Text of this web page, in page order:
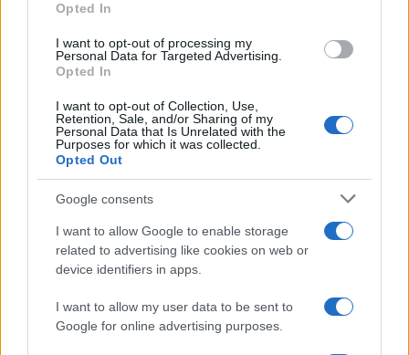
Opted In
I want to opt-out of processing my
Personal Data for Targeted Advertising.
Opted In
I want to opt-out of Collection, Use,
Retention, Sale, and/or Sharing of my
Personal Data that Is Unrelated with the
Purposes for which it was collected.
Opted Out
Google consents
I want to allow Google to enable storage
related to advertising like cookies on web or
device identifiers in apps.
I want to allow my user data to be sent to
Google for online advertising purposes.
arab tisztviselő azt mondta, hogy reményeik
szerint néhány héten belül bemutathatják a
tervet, amely magában foglalná az Izrael és
Szaúd-Arábia közötti kapcsolatok
normalizálását, hogy véget vessenek a
Hamász elleni háborúnak, és
megakadályozzák a konfliktus közel-keleti
kiterjedését.
kész az Izraellel való normalizációra!